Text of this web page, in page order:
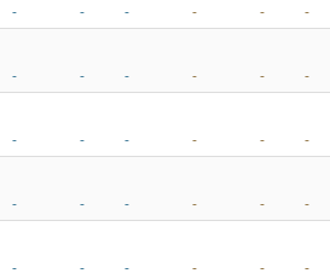
- - - - -
-
- - - - -
-
- - - - -
-
- - - - -
-
- - - - -
-